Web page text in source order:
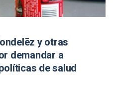
y otras
demandar a
de salud